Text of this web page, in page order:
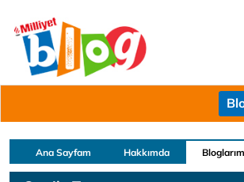
Ana Sayfam Hakkımda Bloglarım